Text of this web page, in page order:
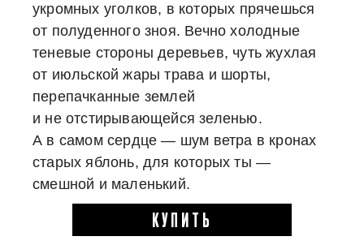
укромных уголков, в которых прячешься
от полуденного зноя. Вечно холодные
теневые стороны деревьев, чуть жухлая
от июльской жары трава и шорты,
перепачканные землей
и не отстирывающейся зеленью.
А в самом сердце — шум ветра в кронах
старых яблонь, для которых ты —
смешной и маленький.
КУПИТЬ